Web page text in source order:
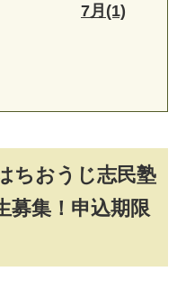
ちおうじ志民塾
募集！申込期限
7月(1)